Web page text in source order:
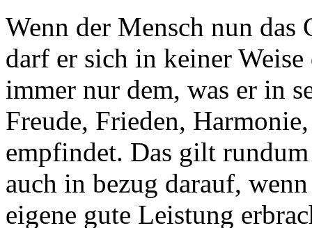
Wenn der Mensch nun das
darf er sich in keiner
immer nur dem, was er in
Freude, Frieden,
empfindet. Das gilt
auch in bezug darauf,
eigene gute Leistung